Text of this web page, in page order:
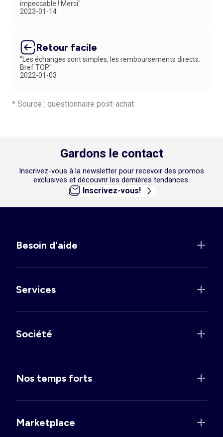
mérite de s’habiller avec style sans dépasser son budget. C’est
pourquoi nous proposons également un service de retour simple :
impeccable ! Merci"
2023-01-14
Retour facile
"Les échanges sont simples, les remboursements directs.
Bref TOP."
2022-01-03
* Source : questionnaire post-achat
Gardons le contact
Inscrivez-vous à la newsletter pour recevoir des promos
exclusives et découvrir les dernières tendances.
Inscrivez-vous!
Besoin d'aide
Services
Société
Nos temps forts
Marketplace